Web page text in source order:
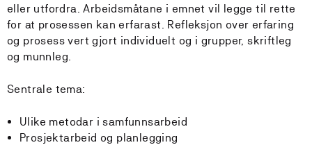
eller utfordra. Arbeidsmåtane i emnet vil legge til rette
for at prosessen kan erfarast. Refleksjon over erfaring
og prosess vert gjort individuelt og i grupper, skriftleg
og munnleg.
Sentrale tema:
Ulike metodar i samfunnsarbeid
Prosjektarbeid og planlegging